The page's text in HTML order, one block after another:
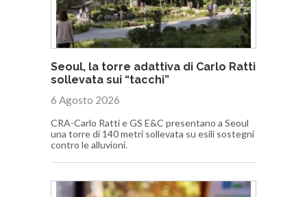
Seoul, la torre adattiva di Carlo Ratti
sollevata sui “tacchi”
6 Agosto 2026
CRA-Carlo Ratti e GS E&C presentano a Seoul
una torre di 140 metri sollevata su esili sostegni
contro le alluvioni.